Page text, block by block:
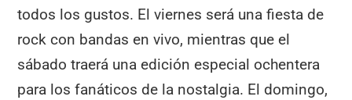
todos los gustos. El viernes será una fiesta de
rock con bandas en vivo, mientras que el
sábado traerá una edición especial ochentera
para los fanáticos de la nostalgia. El domingo,